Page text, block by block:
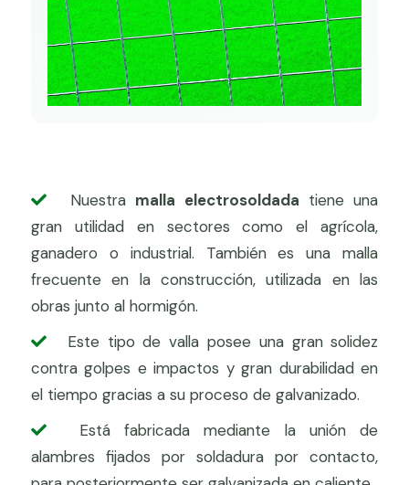
Nuestra malla electrosoldada tiene una
gran utilidad en sectores como el agrícola,
ganadero o industrial. También es una malla
frecuente en la construcción, utilizada en las
obras junto al hormigón.
Este tipo de valla posee una gran solidez
contra golpes e impactos y gran durabilidad en
el tiempo gracias a su proceso de galvanizado.
Está fabricada mediante la unión de
alambres fijados por soldadura por contacto,